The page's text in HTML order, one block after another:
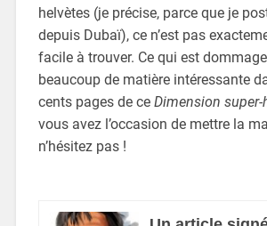
helvètes (je précise, parce que je
depuis Dubaï), ce n’est pas
facile à trouver. Ce qui est
beaucoup de matière intéressante
cents pages de ce Dimension super-
vous avez l’occasion de mettre la
n’hésitez pas !